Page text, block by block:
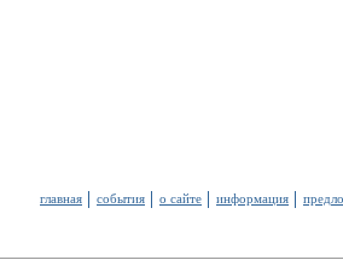
главная события о сайте информация